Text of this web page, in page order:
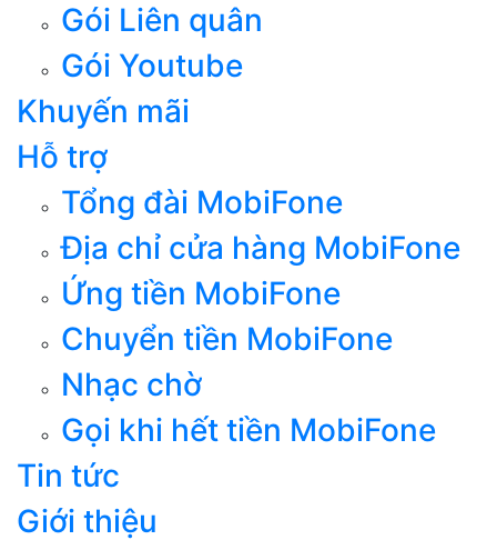
Gói Liên quân
Gói Youtube
Khuyến mãi
Hỗ trợ
Tổng đài MobiFone
Địa chỉ cửa hàng MobiFone
Ứng tiền MobiFone
Chuyển tiền MobiFone
Nhạc chờ
Gọi khi hết tiền MobiFone
Tin tức
Giới thiệu